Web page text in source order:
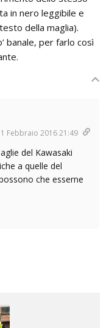
in nero leggibile e
della maglia).
banale, per farlo così
1 Febbraio 2016 21:49
del Kawasaki
a quelle del
che esserne